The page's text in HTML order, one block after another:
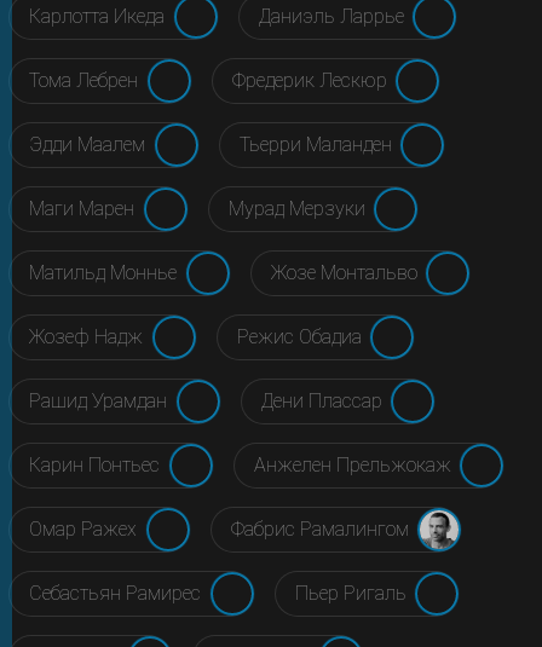
Карлотта Икеда Даниэль Ларрье
Тома Лебрен Фредерик Лескюр
Эдди Маалем Тьерри Маланден
Маги Марен Мурад Мерзуки
Матильд Моннье Жозе Монтальво
Жозеф Надж Режис Обадиа
Рашид Урамдан Дени Плассар
Карин Понтьес Анжелен Прельжокаж
Омар Ражех Фабрис Рамалингом
Себастьян Рамирес Пьер Ригаль